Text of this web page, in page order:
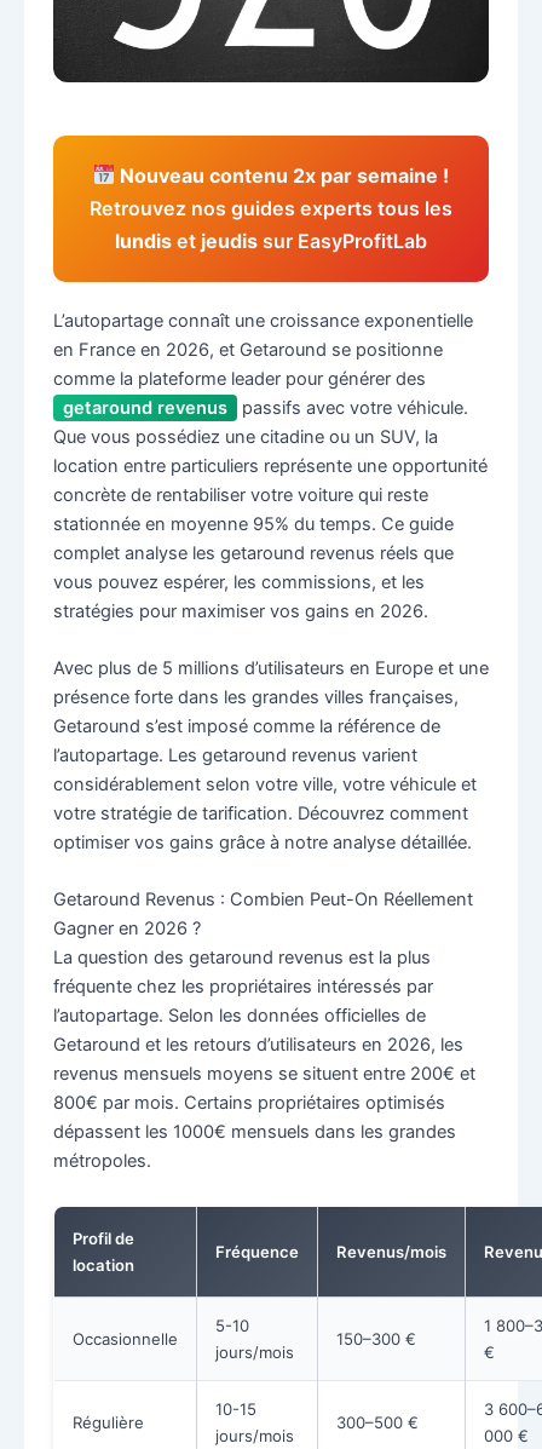
Nouveau contenu 2x par semaine !
Retrouvez nos guides experts tous les
lundis et jeudis sur EasyProfitLab
L’autopartage connaît une croissance exponentielle
en France en 2026, et Getaround se positionne
comme la plateforme leader pour générer des
getaround revenus
passifs avec votre véhicule.
Que vous possédiez une citadine ou un SUV, la
location entre particuliers représente une opportunité
concrète de rentabiliser votre voiture qui reste
stationnée en moyenne 95% du temps. Ce guide
complet analyse les getaround revenus réels que
vous pouvez espérer, les commissions, et les
stratégies pour maximiser vos gains en 2026.
Avec plus de 5 millions d’utilisateurs en Europe et une
présence forte dans les grandes villes françaises,
Getaround s’est imposé comme la référence de
l’autopartage. Les getaround revenus varient
considérablement selon votre ville, votre véhicule et
votre stratégie de tarification. Découvrez comment
optimiser vos gains grâce à notre analyse détaillée.
Getaround Revenus : Combien Peut-On Réellement
Gagner en 2026 ?
La question des getaround revenus est la plus
fréquente chez les propriétaires intéressés par
l’autopartage. Selon les données officielles de
Getaround et les retours d’utilisateurs en 2026, les
revenus mensuels moyens se situent entre 200€ et
800€ par mois. Certains propriétaires optimisés
dépassent les 1000€ mensuels dans les grandes
métropoles.
Profil de
location
Fréquence Revenus/mois
Occasionnelle
5-10
jours/mois
150–300 €
1
€
Régulière
10-15
jours/mois
300–500 €
3
000 €